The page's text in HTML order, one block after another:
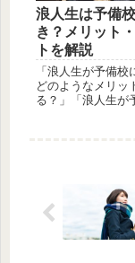
浪人生は予備
き？メリット
トを解説
「浪人生が予備校
どのようなメリッ
る？」「浪人生が
入ってくるのでは